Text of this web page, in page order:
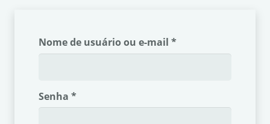
Nome de usuário ou e-mail *
Senha *